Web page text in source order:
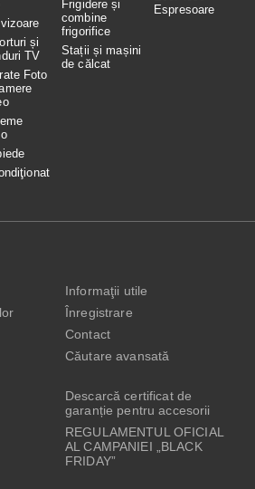
și
TV
Foto
Frigidere și
combine
frigorifice
Stații și mașini
de călcat
Espresoare
Informaţii utile
Înregistrare
Contact
Căutare avansată
Descarcă certificat de
garanție pentru accesorii
REGULAMENTUL OFICIAL
AL CAMPANIEI „BLACK
FRIDAY”